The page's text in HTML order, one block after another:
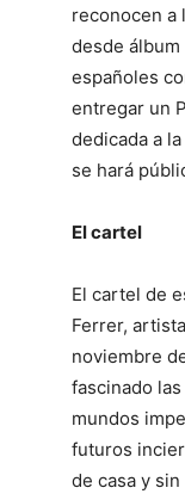
reconocen a
desde
españoles
entregar un
dedicada a
se hará
El cartel
El cartel de
Ferrer,
noviembre
fascinado
mundos
futuros
de casa y